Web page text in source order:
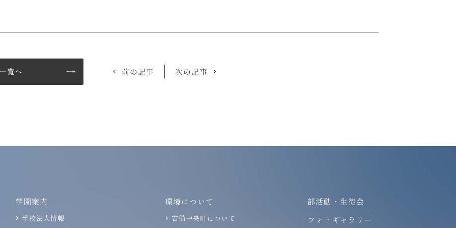
覧へ 前の記事 次の記事
学園案内
学校法人情報
環境について
吉備中央町について
部活動・生徒会
フォトギャラリー